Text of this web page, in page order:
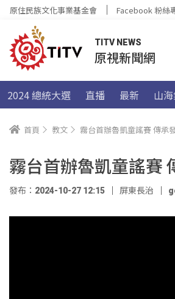
原住民族文化事業基金會 Facebook 粉絲
TITV NEWS
原視新聞網
2024 總統大選 直播 最新 山
首頁 教文 霧台首辦魯凱童謠賽 傳承
霧台首辦魯凱童謠賽
發布：2024-10-27 12:15 屏東長治